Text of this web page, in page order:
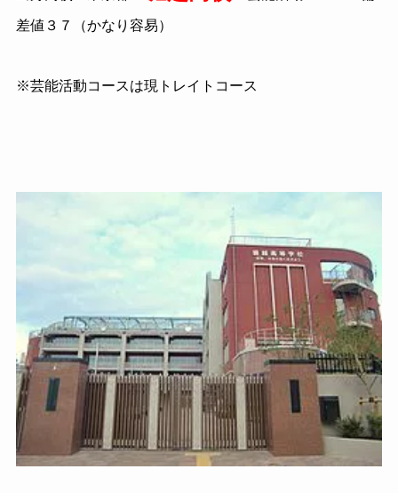
差値３７（かなり容易）
※芸能活動コースは現トレイトコース